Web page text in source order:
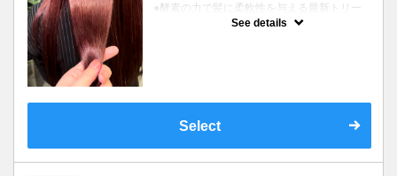
●酵素の力で髪に柔軟性を与える最新トリー
トメント●ＳＢ込●長さ料金あり《こちらのク
ーポンご利用のお客様のみ》オリジナル酵素
See details
Select